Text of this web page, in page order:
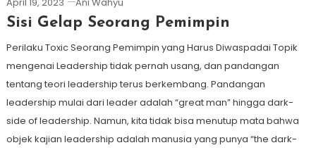
Sisi Gelap Seorang Pemimpin
Perilaku Toxic Seorang Pemimpin yang Harus Diwaspadai Topik
mengenai Leadership tidak pernah usang, dan pandangan
tentang teori leadership terus berkembang. Pandangan
leadership mulai dari leader adalah “great man” hingga dark-
side of leadership. Namun, kita tidak bisa menutup mata bahwa
objek kajian leadership adalah manusia yang punya “the dark-